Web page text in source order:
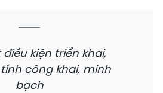
kiện triển khai,
công khai, minh
bạch